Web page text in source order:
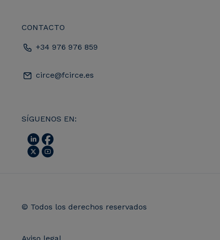
CONTACTO
+34 976 976 859
circe@fcirce.es
SÍGUENOS EN:
© Todos los derechos reservados